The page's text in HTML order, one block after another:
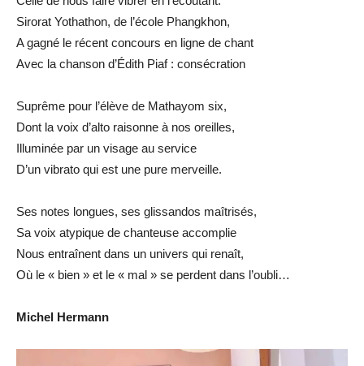
Sirorat Yothathon, de l’école Phangkhon,
A gagné le récent concours en ligne de chant
Avec la chanson d’Édith Piaf : consécration
Suprême pour l’élève de Mathayom six,
Dont la voix d’alto raisonne à nos oreilles,
Illuminée par un visage au service
D’un vibrato qui est une pure merveille.
Ses notes longues, ses glissandos maîtrisés,
Sa voix atypique de chanteuse accomplie
Nous entraînent dans un univers qui renaît,
Où le « bien » et le « mal » se perdent dans l’oubli…
Michel Hermann